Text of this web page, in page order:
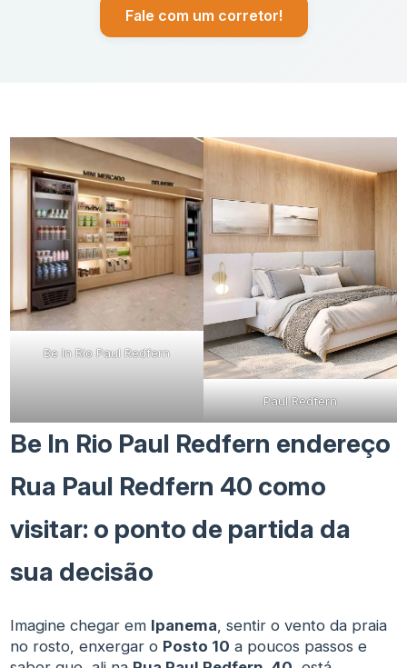
Fale com um corretor!
Be In Rio Paul Redfern
Paul Redfern
Be In Rio Paul Redfern endereço
Rua Paul Redfern 40 como
visitar: o ponto de partida da
sua decisão
Imagine chegar em Ipanema, sentir o vento da praia
no rosto, enxergar o Posto 10 a poucos passos e